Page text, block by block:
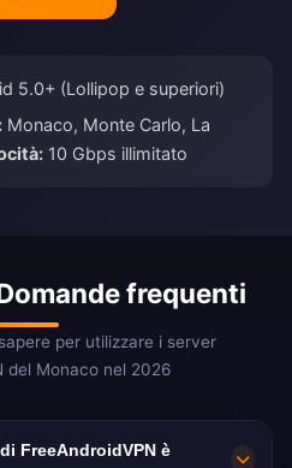
5.0+ (Lollipop e superiori)
Monaco, Monte Carlo, La
10 Gbps illimitato
frequenti
per utilizzare i server
del Monaco nel 2026
FreeAndroidVPN è